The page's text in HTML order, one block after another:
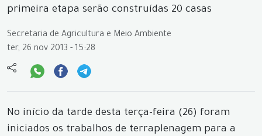
primeira etapa serão construídas 20 casas
Secretaria de Agricultura e Meio Ambiente
ter, 26 nov 2013 - 15:28
No início da tarde desta terça-feira (26) foram
iniciados os trabalhos de terraplenagem para a